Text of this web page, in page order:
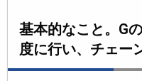
基本的なこと。G
度に行い、チェー